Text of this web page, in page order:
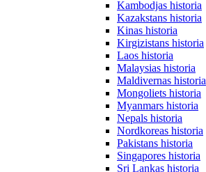
Kambodjas historia
Kazakstans historia
Kinas historia
Kirgizistans historia
Laos historia
Malaysias historia
Maldivernas historia
Mongoliets historia
Myanmars historia
Nepals historia
Nordkoreas historia
Pakistans historia
Singapores historia
Sri Lankas historia